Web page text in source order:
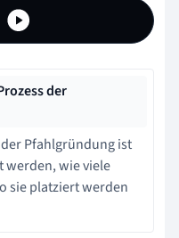
der
Pfahlgründung ist
werden, wie viele
sie platziert werden